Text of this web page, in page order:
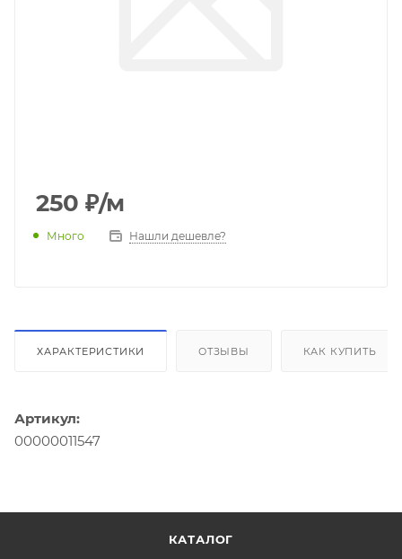
250 ₽/м
Много Нашли дешевле?
ХАРАКТЕРИСТИКИ ОТЗЫВЫ КАК КУПИТЬ
Артикул:
00000011547
КАТАЛОГ